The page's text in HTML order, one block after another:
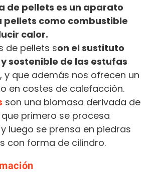
de pellets es un aparato
pellets como combustible
calor.
de pellets son el sustituto
sostenible de las estufas
, y que además nos ofrecen un
en costes de calefacción.
son una biomasa derivada de
primero se procesa
luego se prensa en piedras
con forma de cilindro.